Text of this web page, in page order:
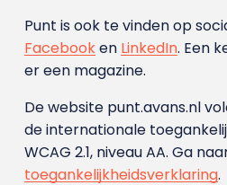
Punt is ook te vinden op
Facebooken LinkedIn. Een
er een magazine.
De website punt.avans.nl
de internationale
WCAG 2.1, niveau AA. Ga
toegankelijkheidsverklaring.